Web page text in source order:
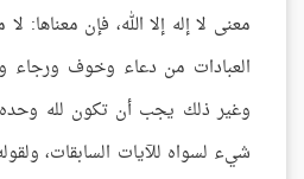
معنى لا إله إلا الله، فإن معناها:
العبادات من دعاء وخوف
وغير ذلك يجب أن تكون لله
شيء لسواه للآيات السابقات،